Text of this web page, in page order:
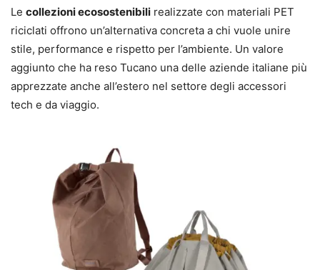
Le collezioni ecosostenibili realizzate con materiali PET
riciclati offrono un’alternativa concreta a chi vuole unire
stile, performance e rispetto per l’ambiente. Un valore
aggiunto che ha reso Tucano una delle aziende italiane più
apprezzate anche all’estero nel settore degli accessori
tech e da viaggio.